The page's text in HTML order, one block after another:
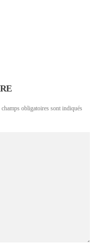
champs obligatoires sont indiqués